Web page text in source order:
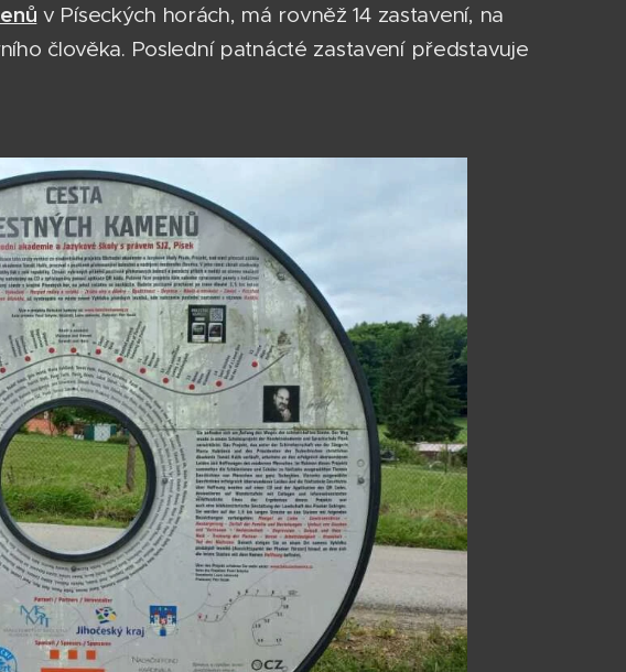
v Píseckých horách, má rovněž 14 zastavení, na
člověka. Poslední patnácté zastavení představuje